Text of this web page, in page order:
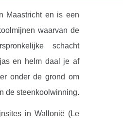
Maastricht en is een
waarvan de
schacht
en helm daal je af
onder de grond om
de steenkoolwinning.
in Wallonië (Le